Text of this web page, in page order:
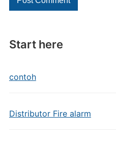
Start here
contoh
Distributor Fire alarm